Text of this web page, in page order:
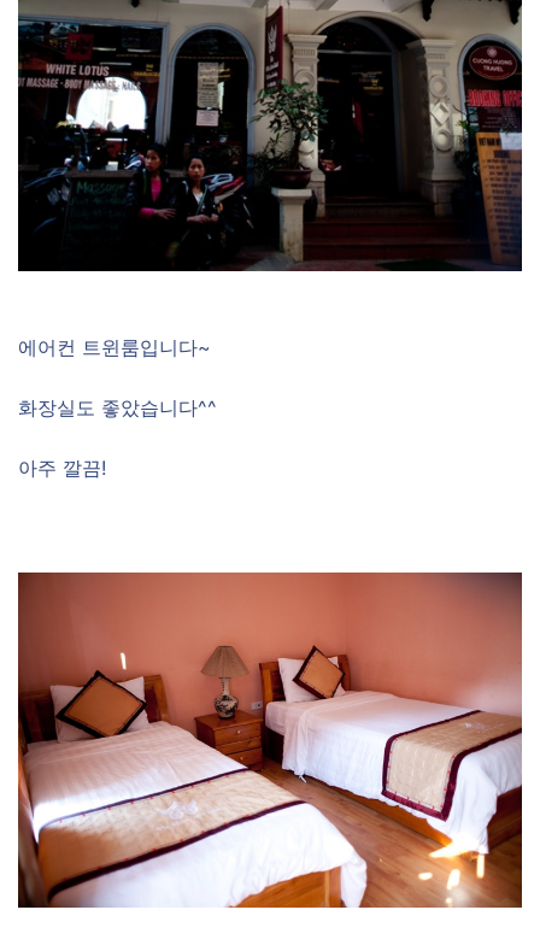
에어컨 트윈룸입니다~
화장실도 좋았습니다^^
아주 깔끔!